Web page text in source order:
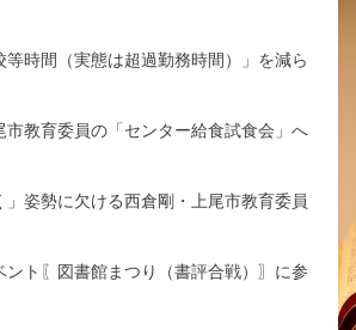
等時間（実態は超過勤務時間）」を減ら
市教育委員の「センター給食試食会」へ
」姿勢に欠ける西倉剛・上尾市教育委員
ント〖図書館まつり（書評合戦）〗に参